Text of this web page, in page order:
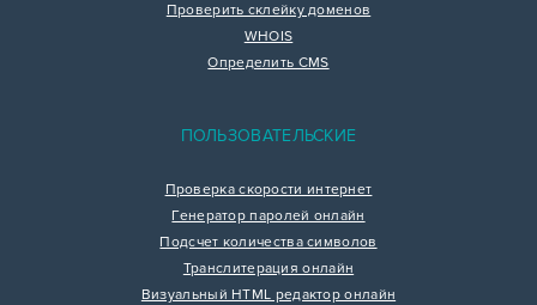
Проверить склейку доменов
WHOIS
Определить CMS
ПОЛЬЗОВАТЕЛЬСКИЕ
Проверка скорости интернет
Генератор паролей онлайн
Подсчет количества символов
Транслитерация онлайн
Визуальный HTML редактор онлайн